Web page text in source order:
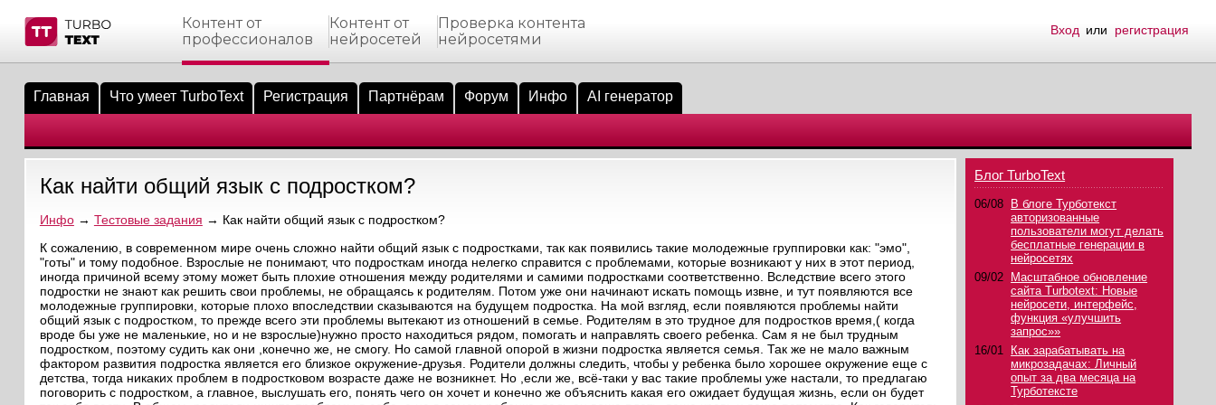
материалы
биржи
пользователи
на сайте
пользователей
сообщения
по форуму
Контент от
профессионалов
Контент от
нейросетей
Проверка контента
нейросетями
Вход или регистрация
Главная Что умеет TurboText Регистрация Партнёрам Форум Инфо AI генератор
Как найти общий язык с подростком?
Инфо→ Тестовые задания → Как найти общий язык с подростком?
К сожалению, в современном мире очень сложно найти общий язык с подростками, так как появились такие молодежные группировки как: "эмо",
"готы" и тому подобное. Взрослые не понимают, что подросткам иногда нелегко справится с проблемами, которые возникают у них в этот период,
иногда причиной всему этому может быть плохие отношения между родителями и самими подростками соответственно. Вследствие всего этого
подростки не знают как решить свои проблемы, не обращаясь к родителям. Потом уже они начинают искать помощь извне, и тут появляются все
молодежные группировки, которые плохо впоследствии сказываются на будущем подростка. На мой взгляд, если появляются проблемы найти
общий язык с подростком, то прежде всего эти проблемы вытекают из отношений в семье. Родителям в это трудное для подростков время,( когда
вроде бы уже не маленькие, но и не взрослые)нужно просто находиться рядом, помогать и направлять своего ребенка. Сам я не был трудным
подростком, поэтому судить как они ,конечно же, не смогу. Но самой главной опорой в жизни подростка является семья. Так же не мало важным
фактором развития подростка является его близкое окружение-друзья. Родители должны следить, чтобы у ребенка было хорошее окружение еще с
детства, тогда никаких проблем в подростковом возрасте даже не возникнет. Но ,если же, всё-таки у вас такие проблемы уже настали, то предлагаю
поговорить с подростком, а главное, выслушать его, понять чего он хочет и конечно же объяснить какая его ожидает будущая жизнь, если он будет
Блог TurboText
06/08
В блоге Турботекст
авторизованные
пользователи могут делать
бесплатные генерации в
нейросетях
09/02
Масштабное обновление
сайта Turbotext: Новые
нейросети, интерфейс,
функция «улучшить
запрос»»
16/01
Как зарабатывать на
микрозадачах: Личный
опыт за два месяца на
Турботексте